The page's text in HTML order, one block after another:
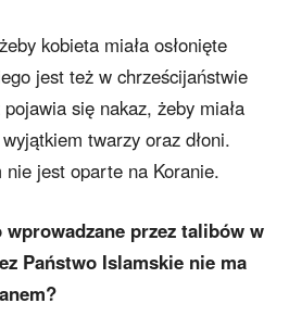
kobieta miała osłonięte
jest też w chrześcijaństwie
się nakaz, żeby miała
twarzy oraz dłoni.
nie jest oparte na Koranie.
wprowadzane przez talibów w
Państwo Islamskie nie ma